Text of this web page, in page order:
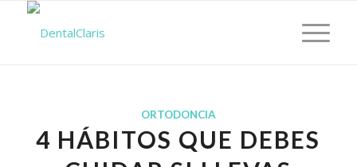
ORTODONCIA
4 HÁBITOS QUE DEBES